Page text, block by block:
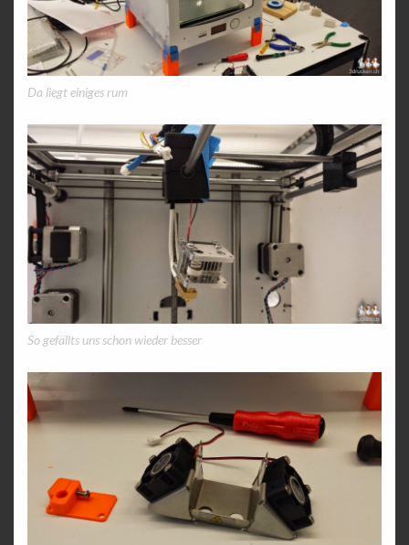
Da liegt einiges rum
So gefällts uns schon wieder besser